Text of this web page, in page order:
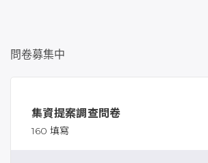
問卷募集中
集資提案調查問卷
160 填寫